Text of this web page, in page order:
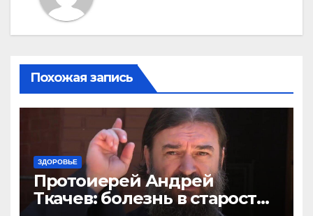
Похожая запись
ЗДОРОВЬЕ
Протоиерей Андрей
Ткачев: болезнь в старости